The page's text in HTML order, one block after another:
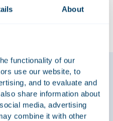
About
functionality of our
use our website, to
and to evaluate and
share information about
media, advertising
combine it with other
werkt nauw samen met
and the other
Sonic group, a global